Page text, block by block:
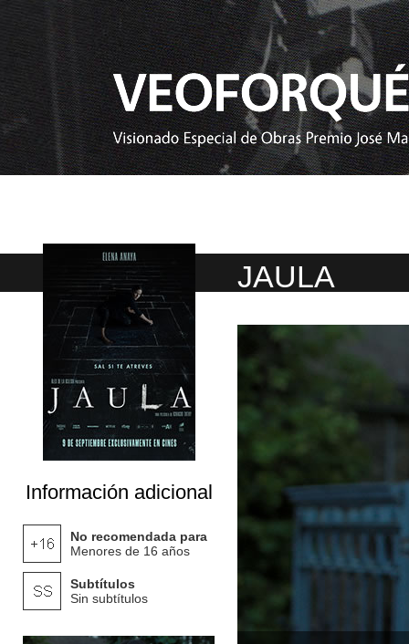
Información adicional
No recomendada para
Menores de 16 años
Subtítulos
Sin subtítulos
JAULA